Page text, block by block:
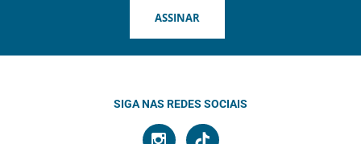
ASSINAR
SIGA NAS REDES SOCIAIS